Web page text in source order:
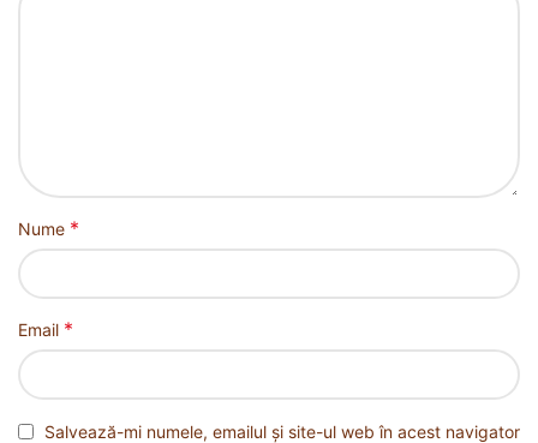
Nume *
Email *
Salvează-mi numele, emailul și site-ul web în acest navigator